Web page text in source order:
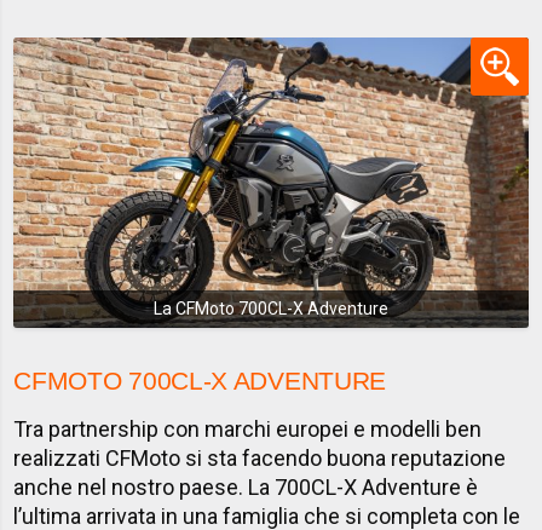
La CFMoto 700CL-X Adventure
CFMOTO 700CL-X ADVENTURE
Tra partnership con marchi europei e modelli ben
realizzati CFMoto si sta facendo buona reputazione
anche nel nostro paese. La 700CL-X Adventure è
l’ultima arrivata in una famiglia che si completa con le